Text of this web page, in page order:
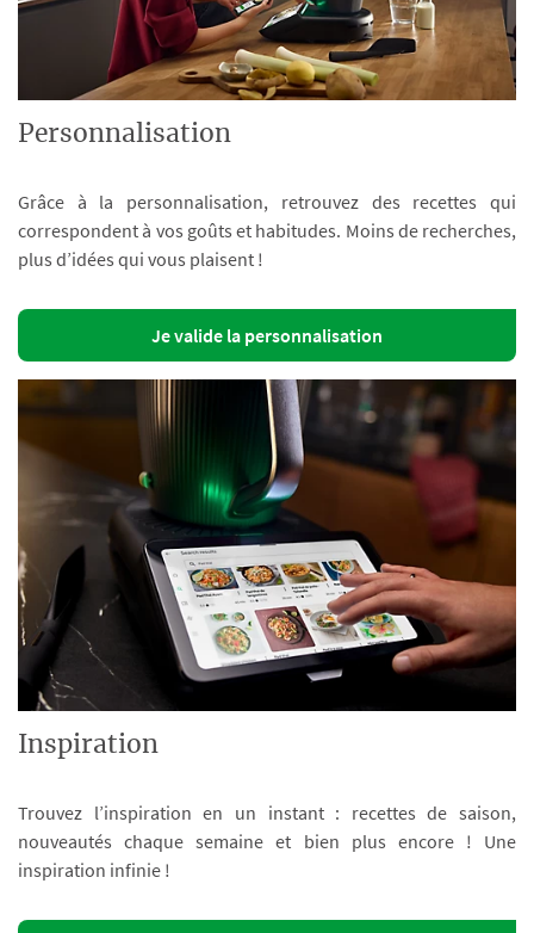
Personnalisation
Grâce à la personnalisation, retrouvez des recettes qui
correspondent à vos goûts et habitudes. Moins de recherches,
plus d’idées qui vous plaisent !
Je valide la personnalisation
Inspiration
Trouvez l’inspiration en un instant : recettes de saison,
nouveautés chaque semaine et bien plus encore ! Une
inspiration infinie !